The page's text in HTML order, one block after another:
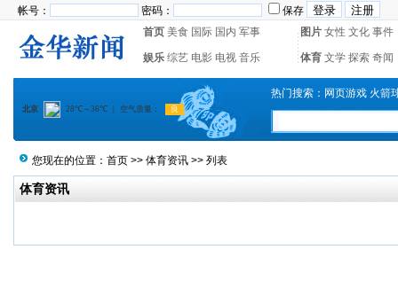
帐号： 密码：
保存
首页 美食 国际 国内 军事 图片 女性 文化 事件
娱乐 综艺 电影 电视 音乐 体育 文学 探索 奇闻
热门搜索： 网页游戏 火箭
您现在的位置： 首页 >> 体育资讯 >> 列表
体育资讯